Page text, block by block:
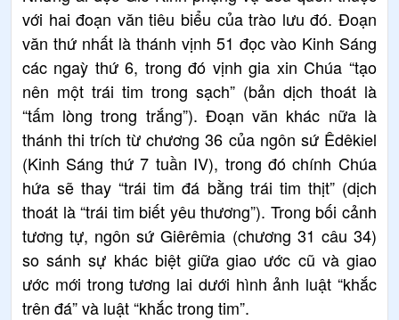
với hai đoạn văn tiêu biểu của trào lưu đó. Đoạn
văn thứ nhất là thánh vịnh 51 đọc vào Kinh Sáng
các ngaỳ thứ 6, trong đó vịnh gia xin Chúa “tạo
nên một trái tim trong sạch” (bản dịch thoát là
“tấm lòng trong trắng”). Đoạn văn khác nữa là
thánh thi trích từ chương 36 của ngôn sứ Êdêkiel
(Kinh Sáng thứ 7 tuần IV), trong đó chính Chúa
hứa sẽ thay “trái tim đá bằng trái tim thịt” (dịch
thoát là “trái tim biết yêu thương”). Trong bối cảnh
tương tự, ngôn sứ Giêrêmia (chương 31 câu 34)
so sánh sự khác biệt giữa giao ước cũ và giao
ước mới trong tương lai dưới hình ảnh luật “khắc
trên đá” và luật “khắc trong tim”.